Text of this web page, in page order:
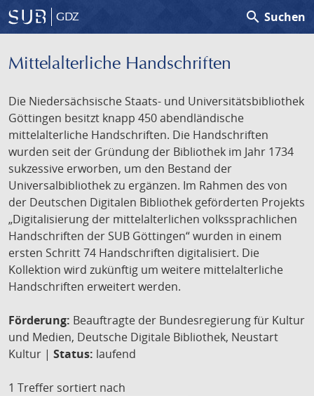
GDZ search Suchen
Mittelalterliche Handschriften
Die Niedersächsische Staats- und Universitätsbibliothek
Göttingen besitzt knapp 450 abendländische
mittelalterliche Handschriften. Die Handschriften
wurden seit der Gründung der Bibliothek im Jahr 1734
sukzessive erworben, um den Bestand der
Universalbibliothek zu ergänzen. Im Rahmen des von
der Deutschen Digitalen Bibliothek geförderten Projekts
„Digitalisierung der mittelalterlichen volkssprachlichen
Handschriften der SUB Göttingen“ wurden in einem
ersten Schritt 74 Handschriften digitalisiert. Die
Kollektion wird zukünftig um weitere mittelalterliche
Handschriften erweitert werden.
Förderung: Beauftragte der Bundesregierung für Kultur
und Medien, Deutsche Digitale Bibliothek, Neustart
Kultur | Status: laufend
1 Treffer sortiert nach